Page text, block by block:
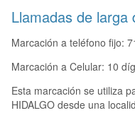
Llamadas de larga
Marcación a teléfono fijo:
Marcación a Celular: 10
Esta marcación se utiliza
HIDALGO desde una